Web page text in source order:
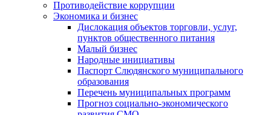
Противодействие коррупции
Экономика и бизнес
Дислокация объектов торговли, услуг,
пунктов общественного питания
Малый бизнес
Народные инициативы
Паспорт Слюдянского муниципального
образования
Перечень муниципальных программ
Прогноз социально-экономического